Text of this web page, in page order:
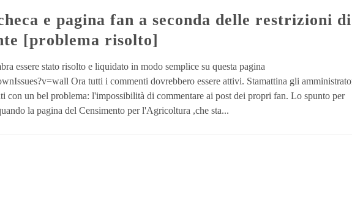
[problema risolto]
essere stato risolto e liquidato in modo semplice su questa pagina
Ora tutti i commenti dovrebbero essere attivi. Stamattina gli
con un bel problema: l'impossibilità di commentare ai post dei propri fan. Lo spunto per
la pagina del Censimento per l'Agricoltura ,che sta...